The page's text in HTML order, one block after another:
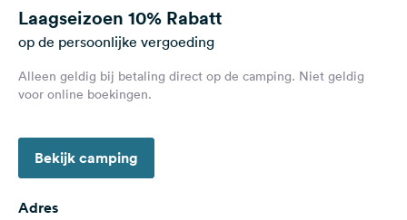
Feedback
Taal:
Nederlands
ons
op
social
Laagseizoen 10% Rabatt
op de persoonlijke vergoeding
Alleen geldig bij betaling direct op de camping. Niet geldig
voor online boekingen.
Bekijk camping
Adres